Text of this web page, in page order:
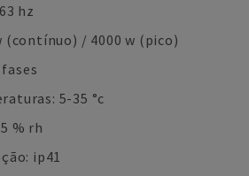
hz
(contínuo) / 4000 w (pico)
5-35 °c
% rh
ip41